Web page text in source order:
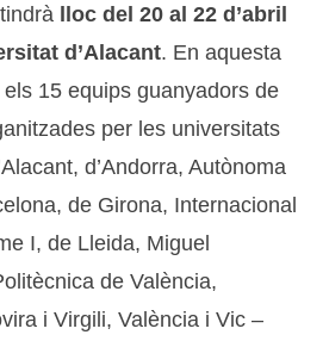
lloc del 20 al 22 d’abril
d’Alacant. En aquesta
els 15 equips guanyadors de
per les universitats
d’Andorra, Autònoma
de Girona, Internacional
I, de Lleida, Miguel
de València,
i Virgili, València i Vic –